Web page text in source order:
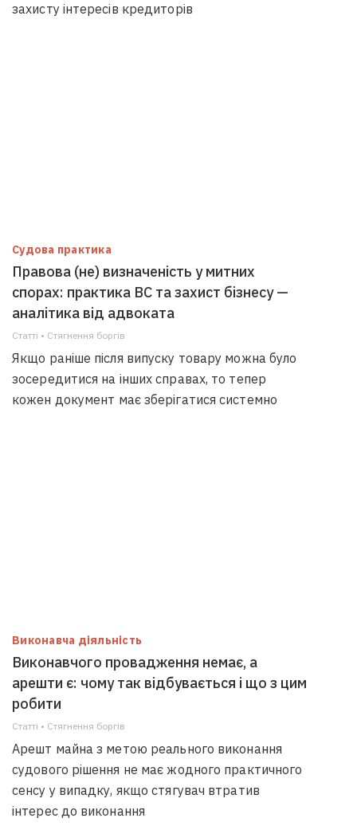
захисту інтересів кредиторів
Судова практика
Правова (не) визначеність у митних
спорах: практика ВС та захист бізнесу —
аналітика від адвоката
Статті • Стягнення боргiв
Якщо раніше після випуску товару можна було
зосередитися на інших справах, то тепер
кожен документ має зберігатися системно
Виконавча діяльність
Виконавчого провадження немає, а
арешти є: чому так відбувається і що з цим
робити
Статті • Стягнення боргiв
Арешт майна з метою реального виконання
судового рішення не має жодного практичного
сенсу у випадку, якщо стягувач втратив
інтерес до виконання